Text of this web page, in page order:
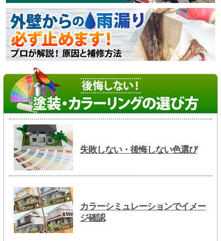
失敗しない・後悔しない色選び
カラーシミュレーションでイメー
ジ確認